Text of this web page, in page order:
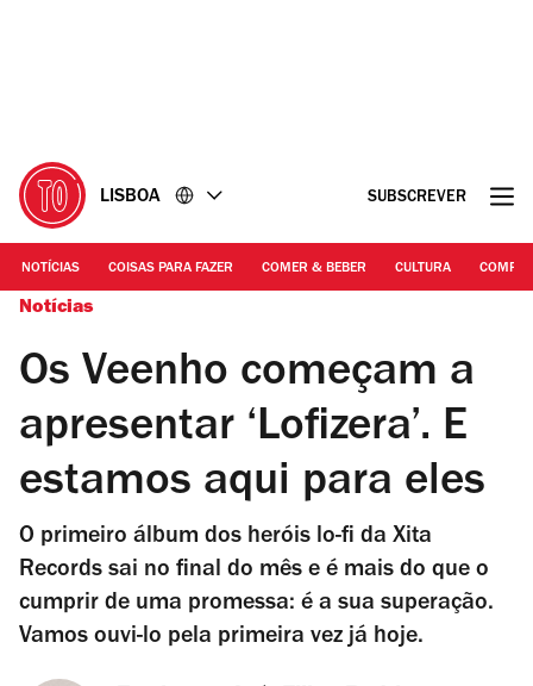
LISBOA SUBSCREVER
NOTÍCIAS COISAS PARA FAZER COMER & BEBER CULTURA
Notícias
Os Veenho começam a
apresentar ‘Lofizera’. E
estamos aqui para eles
O primeiro álbum dos heróis lo-fi da Xita
Records sai no final do mês e é mais do que o
cumprir de uma promessa: é a sua superação.
Vamos ouvi-lo pela primeira vez já hoje.